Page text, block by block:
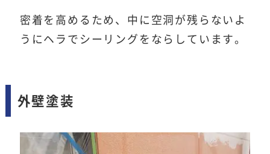
密着を高めるため、中に空洞が残らないよ
うにヘラでシーリングをならしています。
外壁塗装